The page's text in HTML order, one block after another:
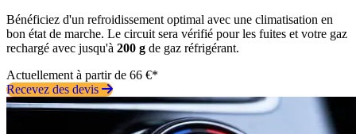
Bénéficiez d'un refroidissement optimal avec une climatisation en
bon état de marche. Le circuit sera vérifié pour les fuites et votre gaz
rechargé avec jusqu'à 200 g de gaz réfrigérant.
Actuellement à partir de 66 €*
Recevez des devis